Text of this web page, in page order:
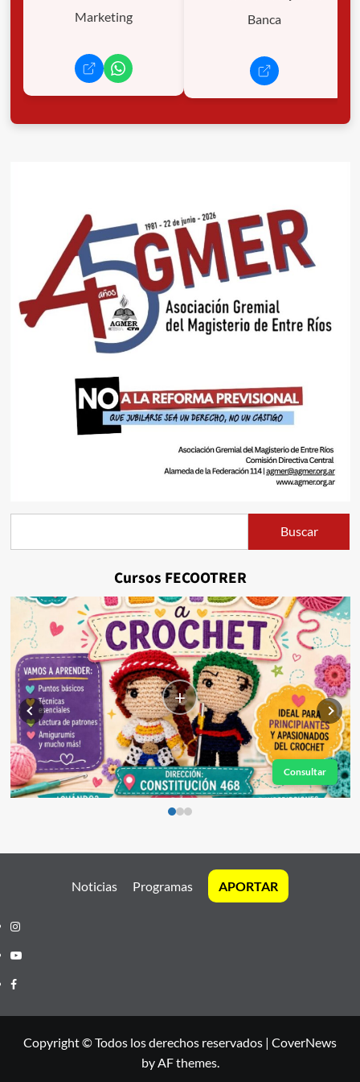
Marketing Banca
Buscar
Cursos FECOOTRER
+
Consultar
Noticias Programas APORTAR
Instagram
Youtube
Facebook
Copyright © Todos los derechos reservados | CoverNews
by AF themes.